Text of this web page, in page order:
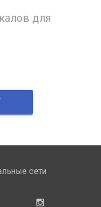
для
сети